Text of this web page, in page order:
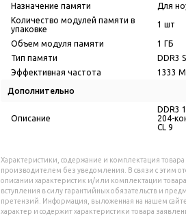
Назначение памяти
Для
Количество модулей памяти в
упаковке
1 шт
Объем модуля памяти
1 ГБ
Тип памяти
DDR3
Эффективная частота
1333
Дополнительно
Описание
DDR3
204-
CL 9
Характеристики, содержание и комплектация товара
производителем без уведомления. В связи с этим
описании характеристик и/или комплектации
вступления в силу гарантийных обязательств и
претензий. Информация, выложенная на нашем
характер и содержит характеристики товара